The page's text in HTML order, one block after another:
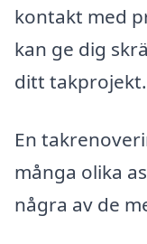
kontakt med
kan ge dig
ditt takprojekt.
En
många olika
några av de